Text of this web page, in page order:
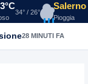
34° / 26°
Salerno
Pioggia
28 MINUTI FA